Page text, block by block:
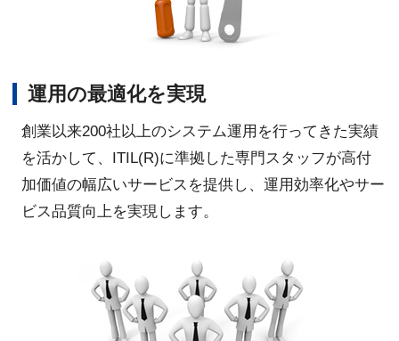
運用の最適化を実現
創業以来200社以上のシステム運用を行ってきた実績
を活かして、ITIL(R)に準拠した専門スタッフが高付
加価値の幅広いサービスを提供し、運用効率化やサー
ビス品質向上を実現します。